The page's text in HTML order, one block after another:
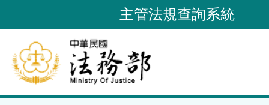
到
要
內
容
主管法規查詢系統